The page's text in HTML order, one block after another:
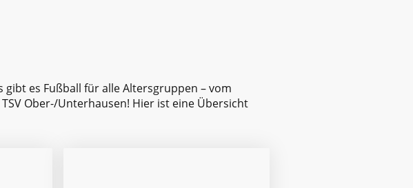
gibt es Fußball für alle Altersgruppen – vom
Ober-/Unterhausen! Hier ist eine Übersicht